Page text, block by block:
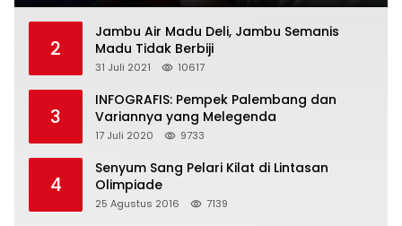
2
Jambu Air Madu Deli, Jambu Semanis
Madu Tidak Berbiji
31 Juli 2021 10617
3
INFOGRAFIS: Pempek Palembang dan
Variannya yang Melegenda
17 Juli 2020 9733
4
Senyum Sang Pelari Kilat di Lintasan
Olimpiade
25 Agustus 2016 7139